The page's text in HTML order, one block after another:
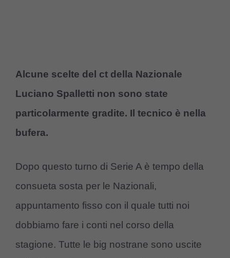
Alcune scelte del ct della Nazionale
Luciano Spalletti non sono state
particolarmente gradite. Il tecnico è nella
bufera.
Dopo questo turno di Serie A è tempo della
consueta sosta per le Nazionali,
appuntamento fisso con il quale tutti noi
dobbiamo fare i conti nel corso della
stagione. Tutte le big nostrane sono uscite